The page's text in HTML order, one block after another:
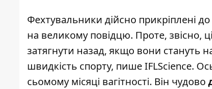
Фехтувальники дійсно прикріплені
на великому повідцю. Проте, звісно,
затягнути назад, якщо вони стануть
швидкість спорту, пишеIFLScience.
сьомому місяці вагітності. Він чудово